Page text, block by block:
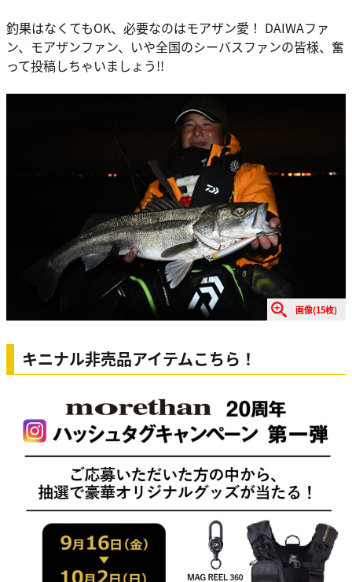
釣果はなくてもOK、必要なのはモアザン愛！ DAIWAファ
ン、モアザンファン、いや全国のシーバスファンの皆様、奮
って投稿しちゃいましょう!!
画像(15枚)
キニナル非売品アイテムこちら！